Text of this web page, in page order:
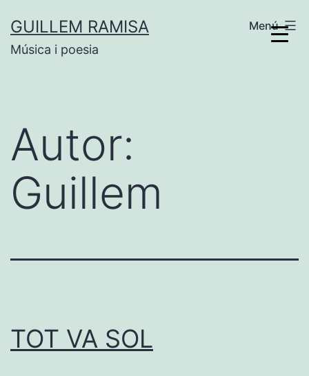
contingut
GUILLEM RAMISA
Música i poesia
Menú
Autor:
Guillem
TOT VA SOL